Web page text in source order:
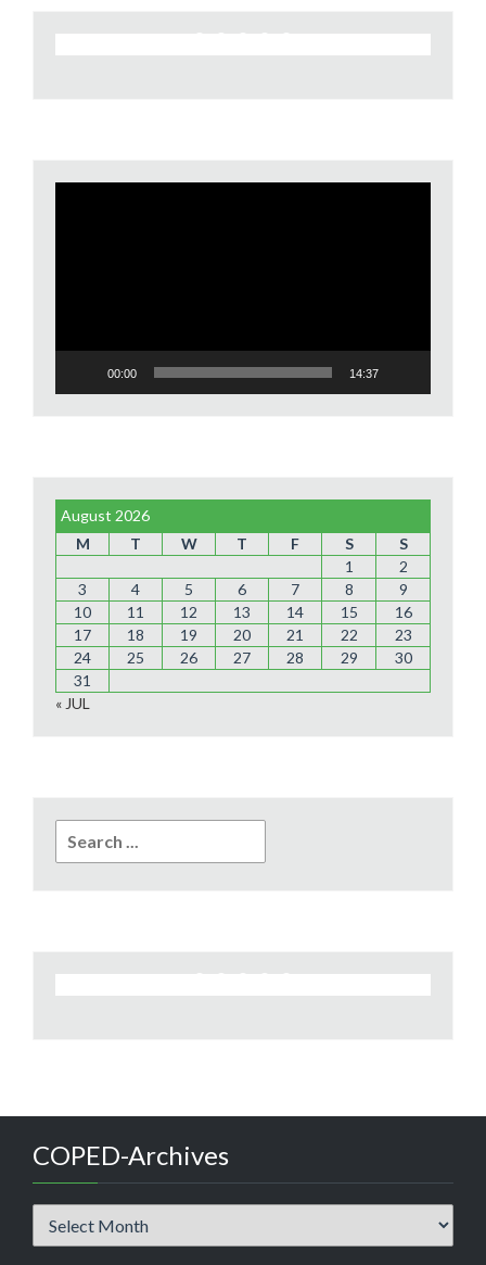
00:00 14:37
August 2026
M
T W T F S
S
1
2
3
4 5 6 7 8
9
10
11 12 13 14 15
16
17
18 19 20 21 22
23
24
25 26 27 28 29
30
31
« JUL
for:
COPED-Archives
Archives